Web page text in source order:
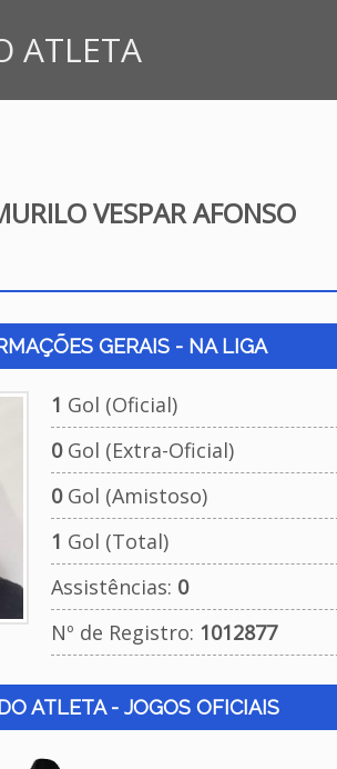
ATLETA
VESPAR AFONSO
GERAIS - NA LIGA
1 Gol (Oficial)
0Gol (Extra-Oficial)
0Gol (Amistoso)
1 Gol (Total)
Assistências: 0
Nº de Registro: 1012877
ATLETA - JOGOS OFICIAIS